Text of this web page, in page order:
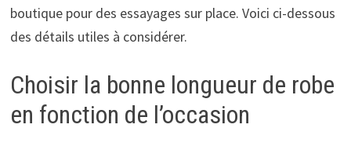
boutique pour des essayages sur place. Voici ci-dessous
des détails utiles à considérer.
Choisir la bonne longueur de robe
en fonction de l’occasion